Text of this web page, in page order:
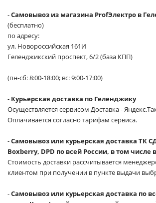
-Самовывоз из магазина ProfЭлектро в
(бесплатно)
по адресу:
ул. Новороссийская 161И
Геленджикский проспект, 6/2 (база КПП)
(пн-сб: 8:00-18:00; вс: 9:00-17:00)
- Курьерская доставка по Геленджику
Осуществляется сервисом Доставка -
Оплачивается согласно тарифам сервиса.
-Самовывоз или курьерская доставка ТК
Boxberry, DPD по всей России, в том числе
Стоимость доставки рассчитывается
клиентом при получении в пункте выдачи
-Самовывоз или курьерская доставка по